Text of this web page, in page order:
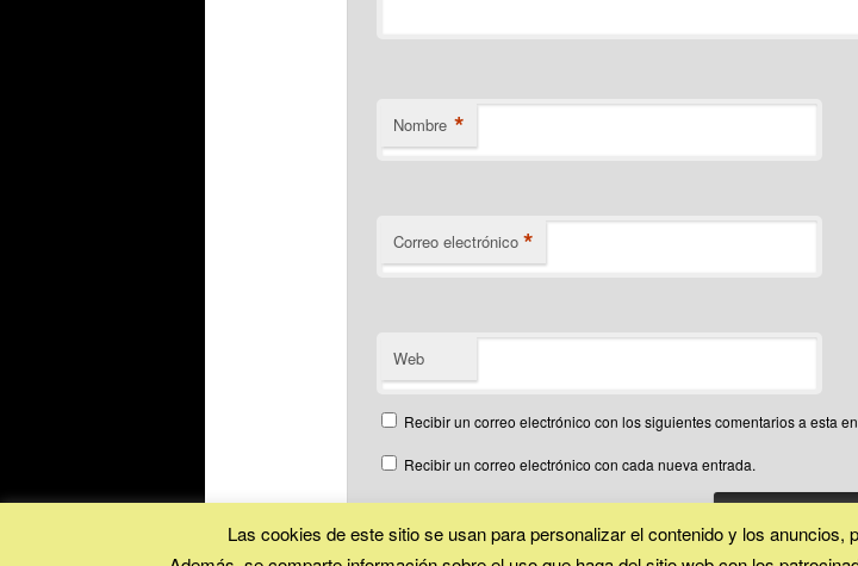
Nombre *
Correo electrónico *
Web
Recibir un correo electrónico con los siguientes comentarios a esta
Recibir un correo electrónico con cada nueva entrada.
Las cookies de este sitio se usan para personalizar el contenido y los